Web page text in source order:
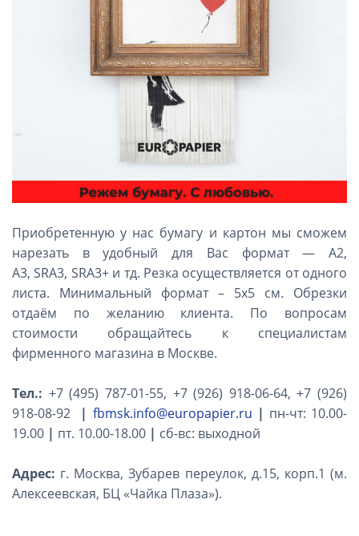
Приобретенную у нас бумагу и картон мы сможем
нарезать в удобный для Вас формат — А2,
А3, SRA3, SRA3+ и тд. Резка осуществляется от одного
листа. Минимальный формат – 5х5 см. Обрезки
отдаём по желанию клиента. По вопросам
стоимости обращайтесь к специалистам
фирменного магазина в Москве.
Тел.: +7 (495) 787-01-55, +7 (926) 918-06-64, +7 (926)
918-08-92
| fbmsk.info@europapier.ru | пн-чт: 10.00-
19.00 | пт. 10.00-18.00 | сб-вс: выходной
Адрес: г. Москва, Зубарев переулок, д.15, корп.1 (м.
Алексеевская, БЦ «Чайка Плаза»).